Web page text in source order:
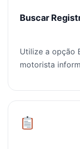
Buscar
Utilize a opção
motorista